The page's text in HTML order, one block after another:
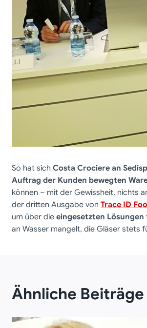
So hat sich Costa Crociere an
Auftrag der Kunden bewegten
können – mit der Gewissheit, nichts
der dritten Ausgabe von Trace ID
um über die eingesetzten
an Wasser mangelt, die Gläser stets
Ähnliche Beiträge